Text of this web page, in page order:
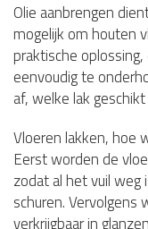
Olie aanbrengen
mogelijk om houten
praktische
eenvoudig te
af, welke lak geschikt
Vloeren lakken, hoe
Eerst worden de
zodat al het vuil weg
schuren. Vervolgens
verkrijgbaar in